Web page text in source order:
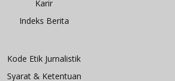
Karir
Indeks Berita
Kode Etik Jurnalistik
Syarat & Ketentuan